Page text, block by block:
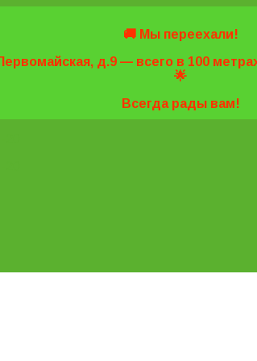
🚚 Мы переехали!
д.9 — всего в 100
🌟
Всегда рады вам!